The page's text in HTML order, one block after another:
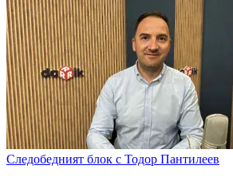
Следобедният блок с Тодор Пантилеев